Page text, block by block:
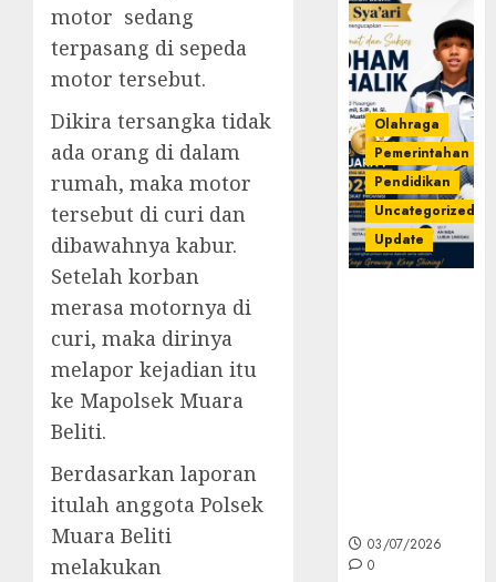
motor sedang
terpasang di sepeda
motor tersebut.
Dikira tersangka tidak
ada orang di dalam
rumah, maka motor
tersebut di curi dan
dibawahnya kabur.
Setelah korban
merasa motornya di
curi, maka dirinya
melapor kejadian itu
ke Mapolsek Muara
Beliti.
Berdasarkan laporan
itulah anggota Polsek
Muara Beliti
melakukan
Olahraga
Pemerintahan
Pendidikan
Uncategorized
Update
03/07/2026
0